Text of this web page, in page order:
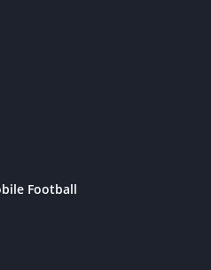
Football